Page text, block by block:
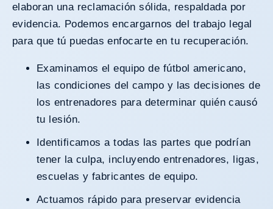
elaboran una reclamación sólida, respaldada por
evidencia. Podemos encargarnos del trabajo legal
para que tú puedas enfocarte en tu recuperación.
Examinamos el equipo de fútbol americano,
las condiciones del campo y las decisiones de
los entrenadores para determinar quién causó
tu lesión.
Identificamos a todas las partes que podrían
tener la culpa, incluyendo entrenadores, ligas,
escuelas y fabricantes de equipo.
Actuamos rápido para preservar evidencia